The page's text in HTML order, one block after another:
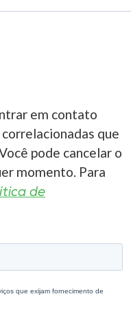
em contato
que
pode cancelar o
momento. Para
de